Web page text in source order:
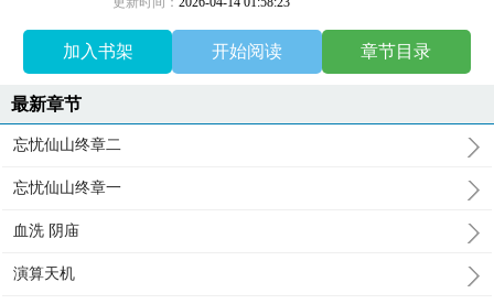
加入书架 开始阅读 章节目录
最新章节
忘忧仙山终章二
忘忧仙山终章一
血洗 阴庙
演算天机